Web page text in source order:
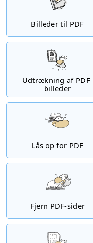
Billeder til PDF
Udtrækning af PDF-
billeder
Lås op for PDF
Fjern PDF-sider